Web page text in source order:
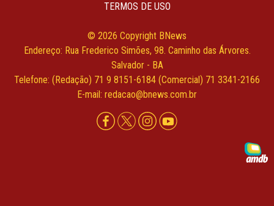
TERMOS DE USO
© 2026 Copyright BNews
Endereço: Rua Frederico Simões, 98. Caminho das Árvores.
Salvador - BA
Telefone: (Redação) 71 9 8151-6184 (Comercial) 71 3341-2166
E-mail: redacao@bnews.com.br